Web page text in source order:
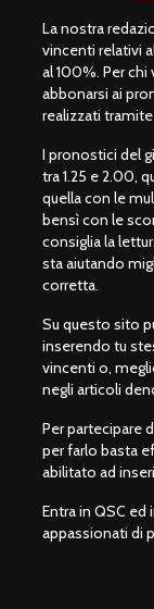
La nostra
vincenti relativi
al 100%. Per
abbonarsi ai
realizzati tramite
I pronostici del
tra 1.25 e 2.00,
quella con le
bensì con le
consiglia la
sta aiutando
corretta.
Su questo sito
inserendo tu
vincenti o,
negli articoli
Per partecipare
per farlo basta
abilitato ad
Entra in QSC ed
appassionati di